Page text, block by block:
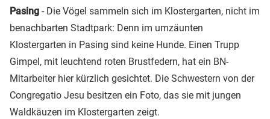
Pasing - Die Vögel sammeln sich im Klostergarten, nicht im
benachbarten Stadtpark: Denn im umzäunten
Klostergarten in Pasing sind keine Hunde. Einen Trupp
Gimpel, mit leuchtend roten Brustfedern, hat ein BN-
Mitarbeiter hier kürzlich gesichtet. Die Schwestern von der
Congregatio Jesu besitzen ein Foto, das sie mit jungen
Waldkäuzen im Klostergarten zeigt.